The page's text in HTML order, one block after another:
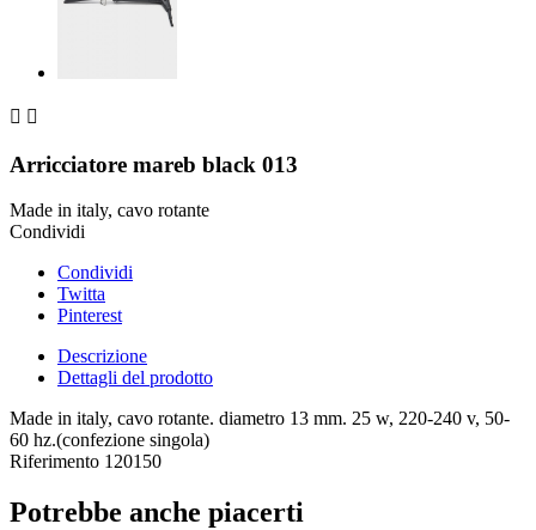
 
Arricciatore mareb black 013
Made in italy, cavo rotante
Condividi
Condividi
Twitta
Pinterest
Descrizione
Dettagli del prodotto
Made in italy, cavo rotante. diametro 13 mm. 25 w, 220-240 v, 50-
60 hz.(confezione singola)
Riferimento 120150
Potrebbe anche piacerti